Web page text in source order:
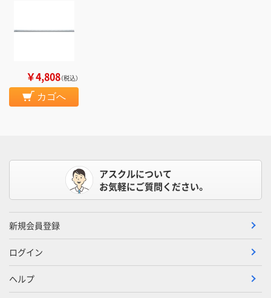
￥4,808（税込）
カゴへ
アスクルについて
お気軽にご質問ください。
新規会員登録
ログイン
ヘルプ